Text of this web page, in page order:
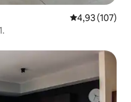
Середня
4,93 (107)